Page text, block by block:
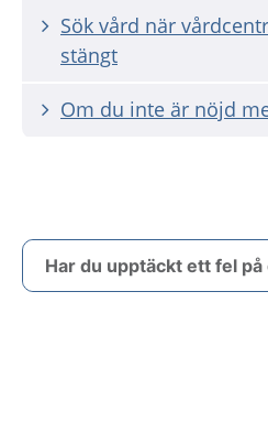
Sök vård när
stängt
Om du inte är nöjd
Har du upptäckt ett fel på